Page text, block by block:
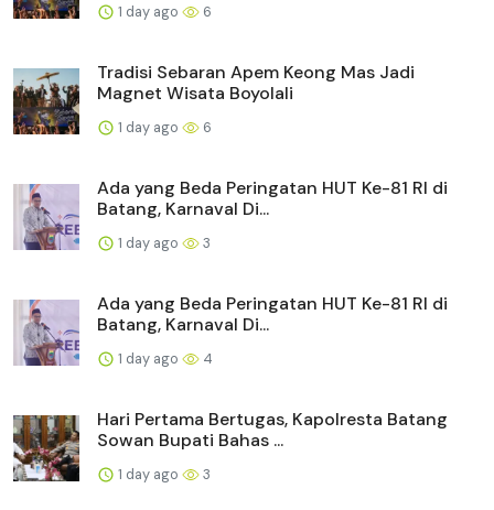
1 day ago 6
Tradisi Sebaran Apem Keong Mas Jadi
Magnet Wisata Boyolali
1 day ago 6
Ada yang Beda Peringatan HUT Ke-81 RI di
Batang, Karnaval Di...
1 day ago 3
Ada yang Beda Peringatan HUT Ke-81 RI di
Batang, Karnaval Di...
1 day ago 4
Hari Pertama Bertugas, Kapolresta Batang
Sowan Bupati Bahas ...
1 day ago 3